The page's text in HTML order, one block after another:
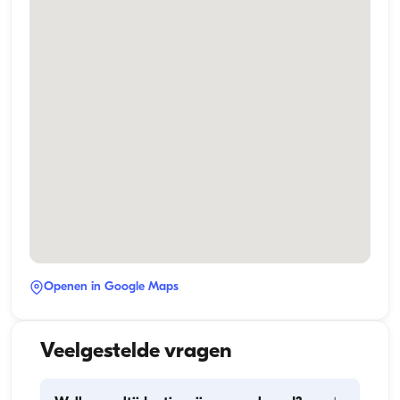
Openen in Google Maps
Veelgestelde vragen